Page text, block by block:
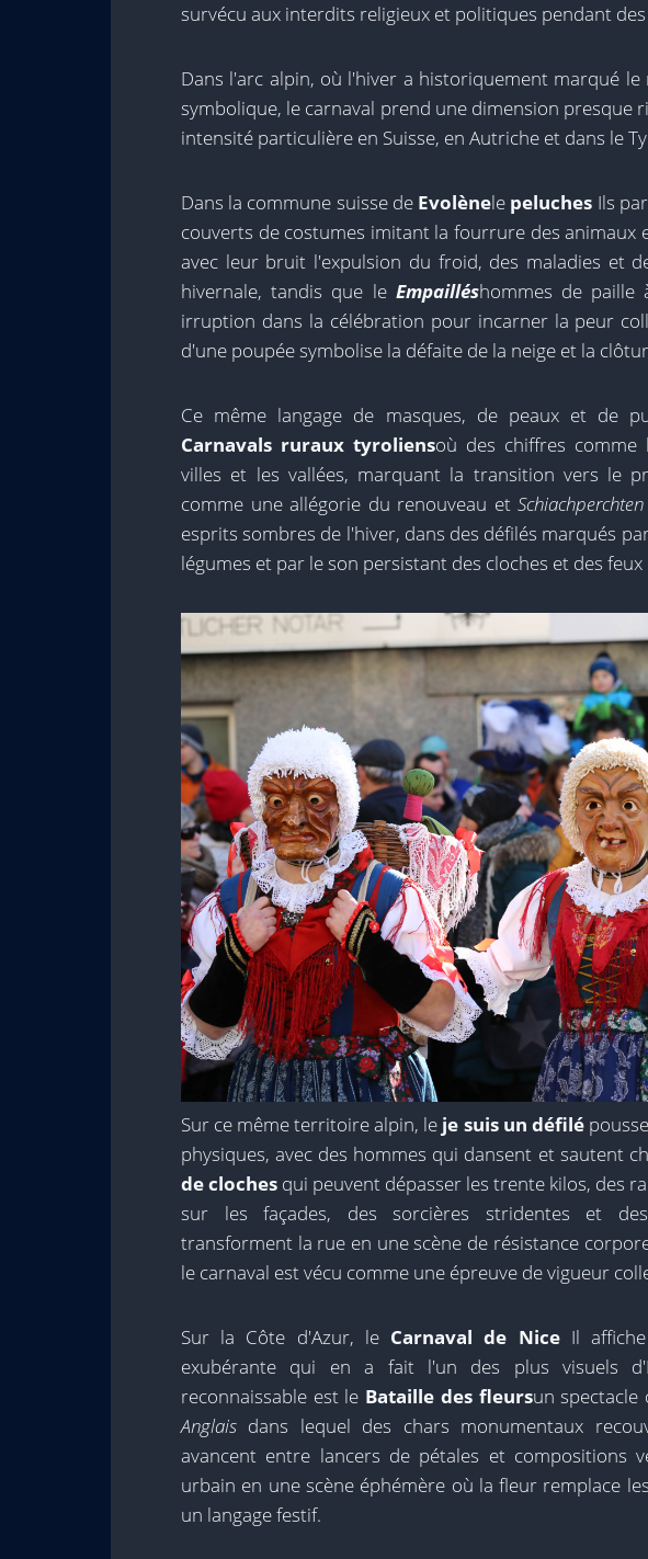
survécu aux interdits religieux et politiques pendant des
Dans l'arc alpin, où l'hiver a historiquement marqué
symbolique, le carnaval prend une dimension presque
intensité particulière en Suisse, en Autriche et dans le
Dans la commune suisse de Evolènele peluches Ils
couverts de costumes imitant la fourrure des animaux
avec leur bruit l'expulsion du froid, des maladies et
hivernale, tandis que le Empailléshommes de paille
irruption dans la célébration pour incarner la peur
d'une poupée symbolise la défaite de la neige et la
Ce même langage de masques, de peaux et de
Carnavals ruraux tyroliensoù des chiffres comme
villes et les vallées, marquant la transition vers le
comme une allégorie du renouveau et Schiachperchten
esprits sombres de l'hiver, dans des défilés marqués
légumes et par le son persistant des cloches et des feux
Sur ce même territoire alpin, le je suis un défilé
physiques, avec des hommes qui dansent et sautent
de cloches qui peuvent dépasser les trente kilos, des
sur les façades, des sorcières stridentes et
transforment la rue en une scène de résistance
le carnaval est vécu comme une épreuve de vigueur
Sur la Côte d'Azur, le Carnaval de NiceIl affiche
exubérante qui en a fait l'un des plus visuels
reconnaissable est le Bataille des fleursun spectacle
Anglais dans lequel des chars monumentaux
avancent entre lancers de pétales et compositions
urbain en une scène éphémère où la fleur remplace
un langage festif.